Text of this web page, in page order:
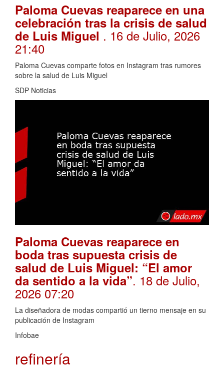
Paloma Cuevas reaparece en una
celebración tras la crisis de salud
de Luis Miguel . 16 de Julio, 2026
21:40
Paloma Cuevas comparte fotos en Instagram tras rumores
sobre la salud de Luis Miguel
SDP Noticias
Paloma Cuevas reaparece en
boda tras supuesta crisis de
salud de Luis Miguel: “El amor
da sentido a la vida”. 18 de Julio,
2026 07:20
La diseñadora de modas compartió un tierno mensaje en su
publicación de Instagram
Infobae
refinería